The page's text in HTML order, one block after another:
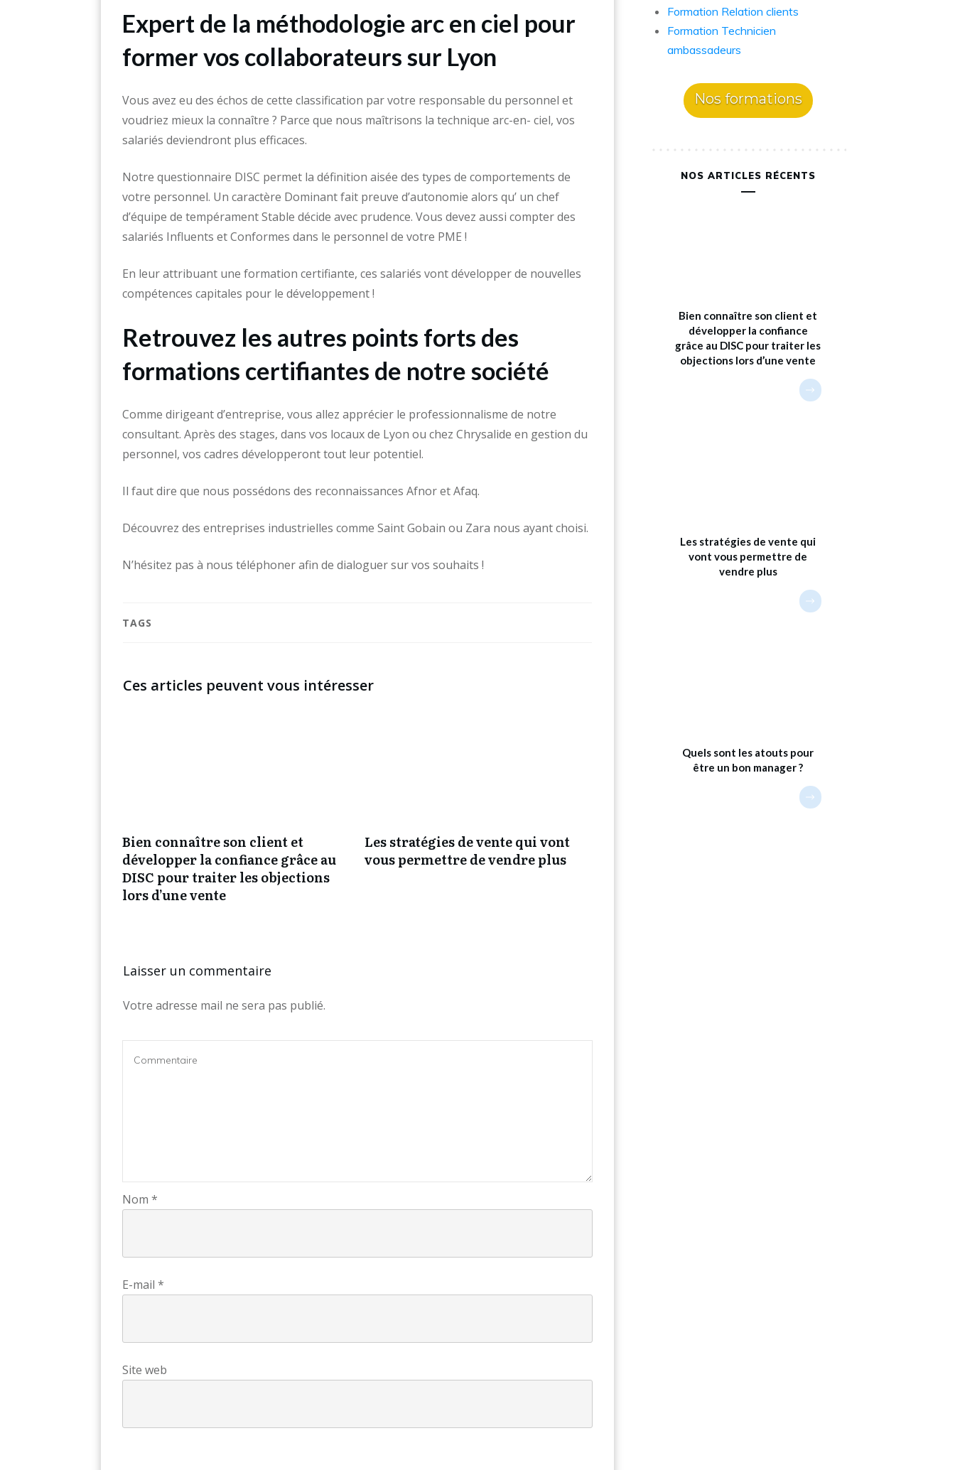
Expert de la méthodologie arc en ciel pour
former vos collaborateurs sur Lyon
Vous avez eu des échos de cette classification par votre responsable du personnel et
voudriez mieux la connaître ? Parce que nous maîtrisons la technique arc-en- ciel, vos
salariés deviendront plus efficaces.
Notre questionnaire DISC permet la définition aisée des types de comportements de
votre personnel. Un caractère Dominant fait preuve d’autonomie alors qu’ un chef
d’équipe de tempérament Stable décide avec prudence. Vous devez aussi compter des
salariés Influents et Conformes dans le personnel de votre PME !
En leur attribuant une formation certifiante, ces salariés vont développer de nouvelles
compétences capitales pour le développement !
Retrouvez les autres points forts des
formations certifiantes de notre société
Comme dirigeant d’entreprise, vous allez apprécier le professionnalisme de notre
consultant. Après des stages, dans vos locaux de Lyon ou chez Chrysalide en gestion du
personnel, vos cadres développeront tout leur potentiel.
Il faut dire que nous possédons des reconnaissances Afnor et Afaq.
Découvrez des entreprises industrielles comme Saint Gobain ou Zara nous ayant choisi.
N’hésitez pas à nous téléphoner afin de dialoguer sur vos souhaits !
TAGS
Ces articles peuvent vous intéresser
Bien connaître son client et
développer la confiance grâce au
DISC pour traiter les objections
lors d’une vente
Les stratégies de vente qui vont
vous permettre de vendre plus
Laisser un commentaire
Votre adresse mail ne sera pas publié.
Nom *
E-mail *
Site web
Formation Relation clients
Formation Technicien
ambassadeurs
Nos formations
NOS ARTICLES RÉCENTS
Bien connaître son client et
développer la confiance
grâce au DISC pour traiter les
objections lors d’une vente
Les stratégies de vente qui
vont vous permettre de
vendre plus
Quels sont les atouts pour
être un bon manager ?